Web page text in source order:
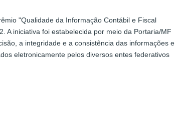
"Qualidade da Informação Contábil e Fiscal
A iniciativa foi estabelecida por meio da Portaria/MF
a integridade e a consistência das informações e
eletronicamente pelos diversos entes federativos